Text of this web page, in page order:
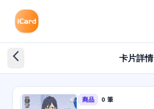
arrow_back_ios_new 卡片詳情
商品 0 筆